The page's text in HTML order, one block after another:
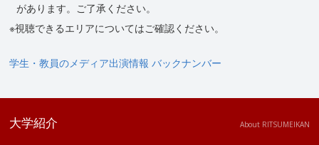
があります。ご了承ください。
※視聴できるエリアについてはご確認ください。
学生・教員のメディア出演情報 バックナンバー
大学紹介 About RITSUMEIKAN